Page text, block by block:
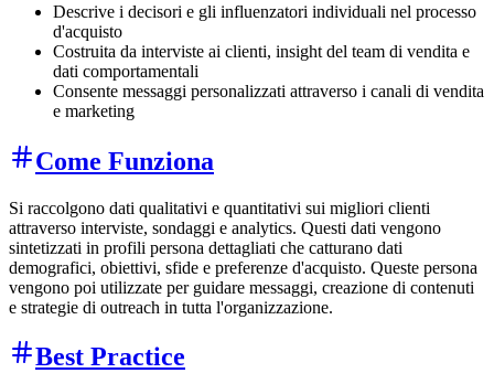
Descrive i decisori e gli influenzatori individuali nel processo
d'acquisto
Costruita da interviste ai clienti, insight del team di vendita e
dati comportamentali
Consente messaggi personalizzati attraverso i canali di vendita
e marketing
Come Funziona
Si raccolgono dati qualitativi e quantitativi sui migliori clienti
attraverso interviste, sondaggi e analytics. Questi dati vengono
sintetizzati in profili persona dettagliati che catturano dati
demografici, obiettivi, sfide e preferenze d'acquisto. Queste persona
vengono poi utilizzate per guidare messaggi, creazione di contenuti
e strategie di outreach in tutta l'organizzazione.
Best Practice